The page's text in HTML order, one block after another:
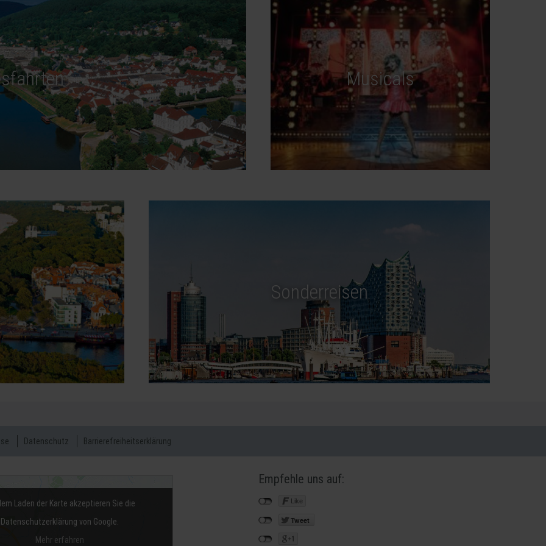
Musicals
Sonderreisen
Datenschutz Barrierefreiheitserklärung
Laden der Karte akzeptieren Sie die
Datenschutzerklärung von Google.
Mehr erfahren
Empfehle uns auf:
Like
Tweet